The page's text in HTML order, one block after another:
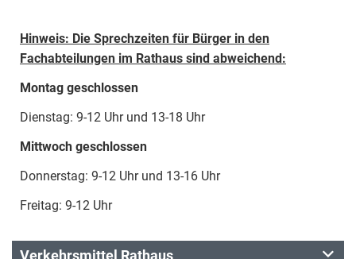
Hinweis: Die Sprechzeiten für Bürger in den
Fachabteilungen im Rathaus sind abweichend:
Montag geschlossen
Dienstag: 9-12 Uhr und 13-18 Uhr
Mittwoch geschlossen
Donnerstag: 9-12 Uhr und 13-16 Uhr
Freitag: 9-12 Uhr
Verkehrsmittel Rathaus